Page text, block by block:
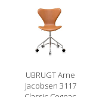
UBRUGT Arne
Jacobsen 3117